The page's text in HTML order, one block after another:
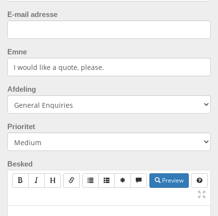
E-mail adresse
Emne
Afdeling
Prioritet
Besked
Preview